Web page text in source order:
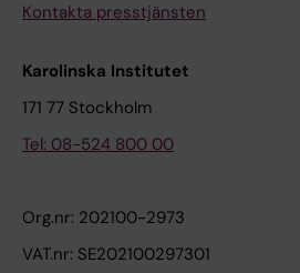
Kontakta presstjänsten
Karolinska Institutet
171 77 Stockholm
Tel: 08-524 800 00
Org.nr: 202100-2973
VAT.nr: SE202100297301